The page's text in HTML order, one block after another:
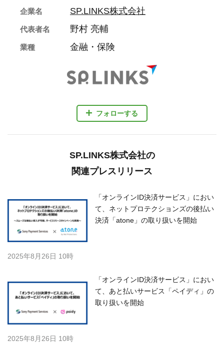
フォローする
企業名 SP.LINKS株式会社
代表者名 野村 亮輔
業種 金融・保険
SP.LINKS株式会社の
関連プレスリリース
「オンラインID決済サービス」におい
て、ネットプロテクションズの後払い
決済「atone」の取り扱いを開始
2025年8月26日 10時
「オンラインID決済サービス」におい
て、あと払いサービス「ペイディ」の
取り扱いを開始
2025年8月26日 10時